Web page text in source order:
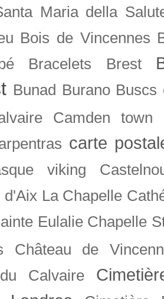
Maria della
Bois de Vincennes
Bracelets Brest
Bunad Burano Buscs
Camden town
carte
viking
d'Aix La Chapelle
Eulalie Chapelle
Château de
Calvaire